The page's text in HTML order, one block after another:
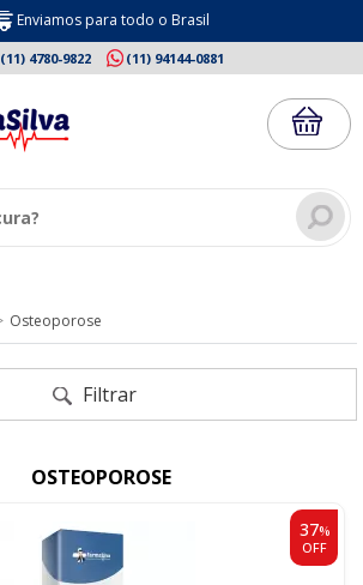
Enviamos para todo o Brasil
(11) 4780-9822 (11) 94144-0881
Osteoporose
Filtrar
OSTEOPOROSE
37%
OFF